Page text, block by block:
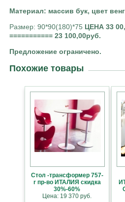
Материал: массив бук, цвет
Размер: 90*90(180)*75 ЦЕНА 33
=========== 23 100,00руб.
Предложение ограничено.
Похожие товары
Стол -трансформер 757-
r пр-во ИТАЛИЯ скидка
30%-60%
Цена: 19 370 руб.